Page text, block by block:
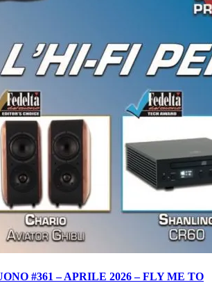
#361 – APRILE 2026 – FLY ME TO